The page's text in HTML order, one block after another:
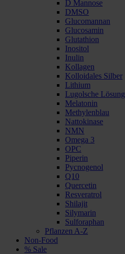
D Mannose
DMSO
Glucomannan
Glucosamin
Glutathion
Inositol
Inulin
Kollagen
Kolloidales Silber
Lithium
Lugolsche Lösung
Melatonin
Methylenblau
Nattokinase
NMN
Omega 3
OPC
Piperin
Pycnogenol
Q10
Quercetin
Resveratrol
Shilajit
Silymarin
Sulforaphan
Pflanzen A-Z
Non-Food
% Sale